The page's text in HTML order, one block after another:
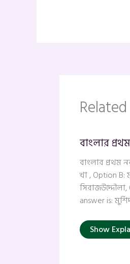
বাংলার
বাংলার প্রথম
খা , Option B:
answer is:
Show